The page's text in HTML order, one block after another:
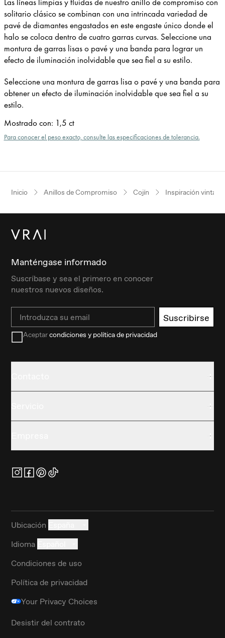
solitario clásico se combinan con una intrincada variedad de
pavé de diamantes engastados en este engaste único donde el
halo se coloca dentro de cuatro garras curvas. Seleccione una
montura de garras lisas o pavé y una banda para lograr un
efecto de iluminación inolvidable que sea fiel a su estilo.
Seleccione una montura de garras lisa o pavé y una banda para
obtener un efecto de iluminación inolvidable que sea fiel a su
estilo.
Mostrado con: 1,5 ct
Para conocer el peso exacto, consulte las especificaciones de tolerancia.
Inicio Anillos de Compromiso Cojín Inspiración vintage
Manténgase informado
Suscríbase y sea el primero en conocer
nuestros nuevos diseños.
Email Suscribirse
Aceptarcondiciones y política de privacidad
Ubicación
Idioma
Condiciones de uso
Política de privacidad
Your Privacy Choices
Desistir del contrato